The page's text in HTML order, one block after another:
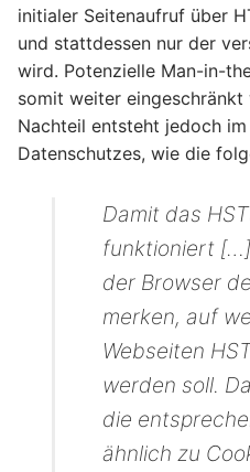
initialer Seitenaufruf über
und stattdessen nur der
wird. Potenzielle Man-in-
somit weiter
Nachteil entsteht jedoch
Datenschutzes, wie die
Damit das
funktioniert
der Browser
merken, auf
Webseiten
werden soll.
die
ähnlich zu